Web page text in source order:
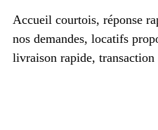
Accueil courtois, réponse
nos demandes, locatifs
livraison rapide, transaction